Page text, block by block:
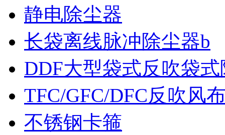
静电除尘器
长袋离线脉冲除尘器b
DDF大型袋式反吹袋
TFC/GFC/DFC反吹风
不锈钢卡箍